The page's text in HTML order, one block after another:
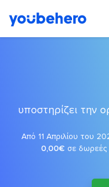
υποστηρίζει την
Από 11 Απριλίου του
0,00€ σε δωρεές